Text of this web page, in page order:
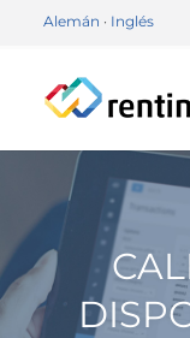
Alemán · Inglés